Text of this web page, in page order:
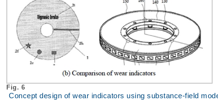
Fig. 6
Concept design of wear indicators using substance-field